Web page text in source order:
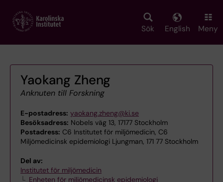
main
Sök English Meny
Yaokang Zheng
Anknuten till Forskning
E-postadress: yaokang.zheng@ki.se
Besöksadress: Nobels väg 13, 17177 Stockholm
Postadress: C6 Institutet för miljömedicin, C6
Miljömedicinsk epidemiologi Ljungman, 171 77 Stockholm
Del av:
Institutet för miljömedicin
Enheten för miljömedicinsk epidemiologi